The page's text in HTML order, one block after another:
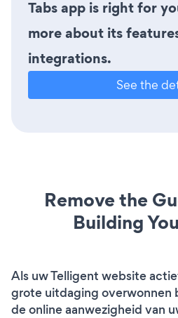
Tabs app is right for
more about its
integrations.
See the
Remove the
Building
Als uw Telligent website
grote uitdaging overwonnen
de online aanwezigheid van